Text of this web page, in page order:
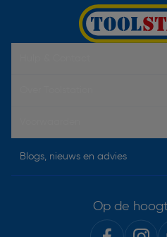
Blogs, nieuws en advies
Op de